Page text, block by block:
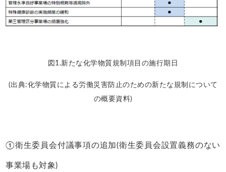
図1.新たな化学物質規制項目の施行期日
(出典:化学物質による労働災害防止のための新たな規制について
の概要資料)
①衛生委員会付議事項の追加(衛生委員会設置義務のない
事業場も対象)